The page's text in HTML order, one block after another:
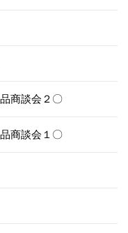
商談会２〇
商談会１〇